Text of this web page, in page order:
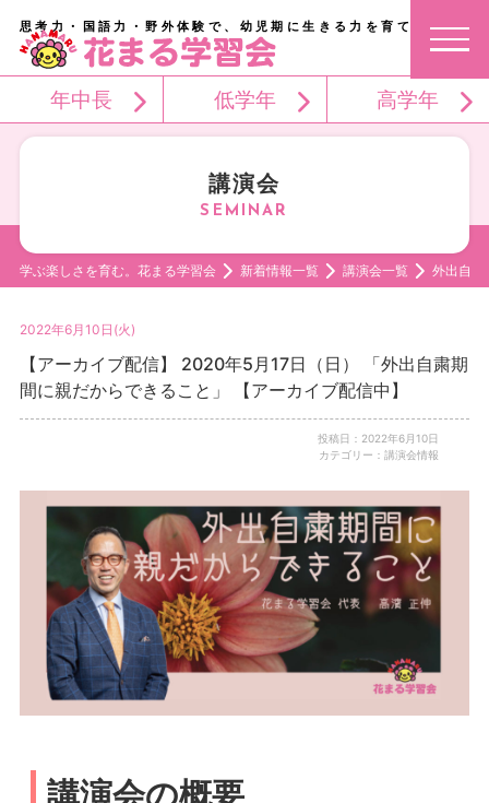
思考力・国語力・野外体験で、幼児期に生きる力を育てる。
年中長 低学年 高学年
講演会
学ぶ楽しさを育む。花まる学習会 新着情報一覧 講演会一覧 外出自粛
2022年6月10日(火)
【アーカイブ配信】 2020年5月17日（日） 「外出自粛期
間に親だからできること」 【アーカイブ配信中】
投稿日：2022年6月10日
カテゴリー：講演会情報
講演会の概要